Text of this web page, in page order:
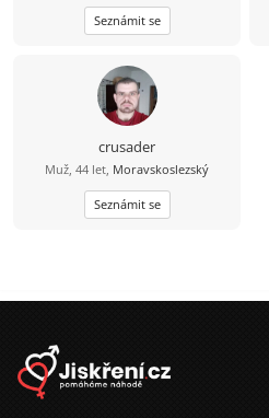
Seznámit se
crusader
Muž, 44 let, Moravskoslezský
Seznámit se